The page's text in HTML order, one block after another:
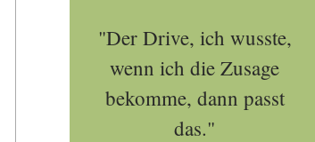
"Der Drive, ich wusste,
wenn ich die Zusage
bekomme, dann passt
das."